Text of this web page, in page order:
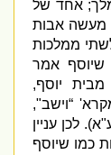
;אחד של
אבות
ממלכות
אמר
יוסף,
' “וישב",
).לכן עניין
שיוסף